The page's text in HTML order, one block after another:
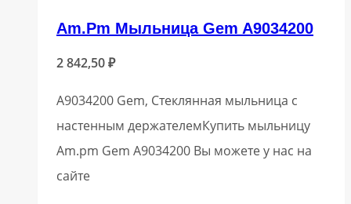
Am.Pm Мыльница Gem A9034200
2 842,50₽
A9034200 Gem, Стеклянная мыльница с
настенным держателемКупить мыльницу
Am.pm Gem A9034200 Вы можете у нас на
сайте